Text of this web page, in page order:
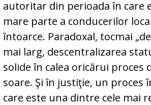
autoritar din perioada în care
mare parte a conducerilor
întoarce. Paradoxal, tocmai
mai larg, descentralizarea
solide în calea oricărui
soare. Şi în justiţie, un proces
care este una dintre cele